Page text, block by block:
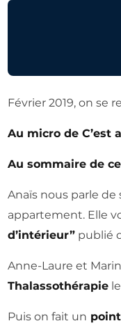
Février 2019, on se
Au micro de C’est
Au sommaire de
Anaïs nous parle de
appartement. Elle
d’intérieur” publié
Anne-Laure et
Thalassothérapie
Puis on fait un